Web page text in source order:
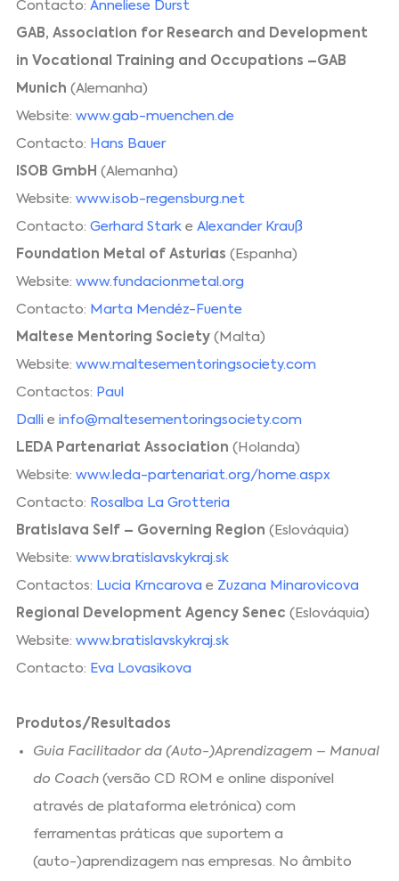
Contacto:Anneliese Durst
GAB, Association for Research and Development
in Vocational Training and Occupations –GAB
Munich (Alemanha)
Website:www.gab-muenchen.de
Contacto: Hans Bauer
ISOB GmbH (Alemanha)
Website:www.isob-regensburg.net
Contacto:Gerhard Stark eAlexander Krauß
Foundation Metal of Asturias (Espanha)
Website:www.fundacionmetal.org
Contacto: Marta Mendéz-Fuente
Maltese Mentoring Society (Malta)
Website:www.maltesementoringsociety.com
Contactos: Paul
Dalli einfo@maltesementoringsociety.com
LEDA Partenariat Association (Holanda)
Website:www.leda-partenariat.org/home.aspx
Contacto: Rosalba La Grotteria
Bratislava Self – Governing Region (Eslováquia)
Website:www.bratislavskykraj.sk
Contactos: Lucia Krncarova e Zuzana Minarovicova
Regional Development Agency Senec (Eslováquia)
Website:www.bratislavskykraj.sk
Contacto: Eva Lovasikova
Produtos/Resultados
Guia Facilitador da (Auto-)Aprendizagem – Manual
do Coach(versão CD ROM e online disponível
através de plataforma eletrónica) com
ferramentas práticas que suportem a
(auto-)aprendizagem nas empresas. No âmbito